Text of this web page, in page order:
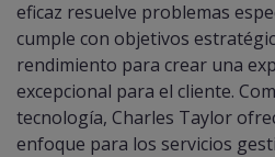
eficaz resuelve problemas
cumple con objetivos
rendimiento para crear una
excepcional para el cliente.
tecnología, Charles Taylor
enfoque para los servicios